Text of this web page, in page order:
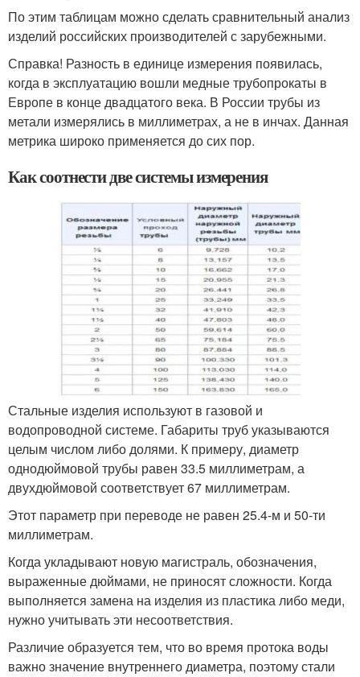
По этим таблицам можно сделать сравнительный анализ
изделий российских производителей с зарубежными.
Справка! Разность в единице измерения появилась,
когда в эксплуатацию вошли медные трубопрокаты в
Европе в конце двадцатого века. В России трубы из
метали измерялись в миллиметрах, а не в инчах. Данная
метрика широко применяется до сих пор.
Как соотнести две системы измерения
Стальные изделия используют в газовой и
водопроводной системе. Габариты труб указываются
целым числом либо долями. К примеру, диаметр
однодюймовой трубы равен 33.5 миллиметрам, а
двухдюймовой соответствует 67 миллиметрам.
Этот параметр при переводе не равен 25.4-м и 50-ти
миллиметрам.
Когда укладывают новую магистраль, обозначения,
выраженные дюймами, не приносят сложности. Когда
выполняется замена на изделия из пластика либо меди,
нужно учитывать эти несоответствия.
Различие образуется тем, что во время протока воды
важно значение внутреннего диаметра, поэтому стали